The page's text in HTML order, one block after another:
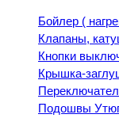
Бойлер (
Клапаны,
Кнопки
Крышка-
Подошвы